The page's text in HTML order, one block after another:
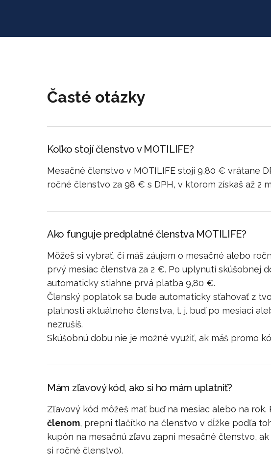
Časté otázky
Koľko stojí členstvo v MOTILIFE?
Mesačné členstvo v MOTILIFE stojí 9,80 € vrátane
ročné členstvo za 98 € s DPH, v ktorom získaš až 2
Ako funguje predplatné členstva MOTILIFE?
Môžeš si vybrať, či máš záujem o mesačné alebo
prvý mesiac členstva za 2 €. Po uplynutí skúšobnej
automaticky stiahne prvá platba 9,80 €.
Členský poplatok sa bude automaticky sťahovať z
platnosti aktuálneho členstva, t. j. buď po mesiaci
nezrušíš.
Skúšobnú dobu nie je možné využiť, ak máš promo
Mám zľavový kód, ako si ho mám uplatniť?
Zľavový kód môžeš mať buď na mesiac alebo na
členom, prepni tlačítko na členstvo v dĺžke podľa
kupón na mesačnú zľavu zapni mesačné členstvo,
si ročné členstvo).